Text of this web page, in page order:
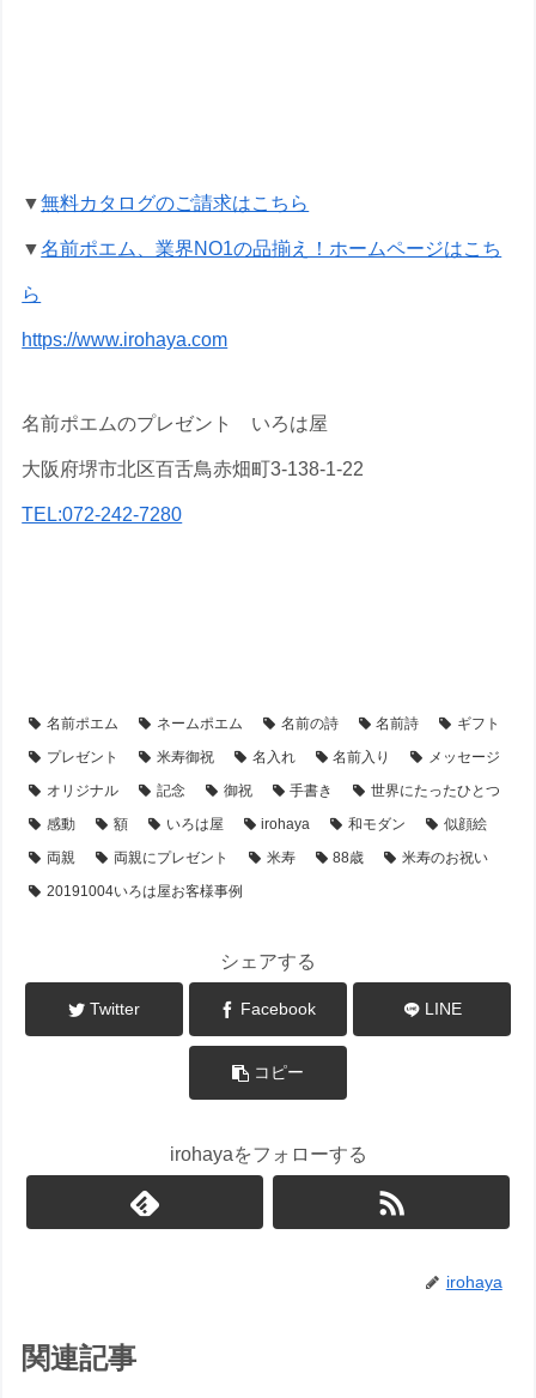
▼無料カタログのご請求はこちら
▼名前ポエム、業界NO1の品揃え！ホームページはこち
ら
https://www.irohaya.com
名前ポエムのプレゼント いろは屋
大阪府堺市北区百舌鳥赤畑町3-138-1-22
TEL:072-242-7280
名前ポエム ネームポエム 名前の詩 名前詩
ギフト
プレゼント
米寿御祝 名入れ 名前入り
メッセージ
オリジナル
記念 御祝 手書き
世界にたったひとつ
感動
額 いろは屋 irohaya 和モダン
似顔絵
両親
両親にプレゼント 米寿 88歳
米寿のお祝い
20191004いろは屋お客様事例
シェアする
Twitter Facebook LINE
コピー
irohayaをフォローする
irohaya
関連記事